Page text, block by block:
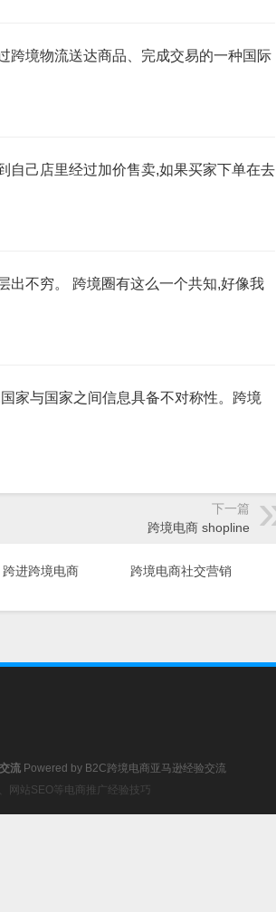
跨境物流送达商品、完成交易的一种国际
自己店里经过加价售卖,如果买家下单在去
出不穷。 跨境圈有这么一个共知,好像我
家与国家之间信息具备不对称性。跨境
下一篇
跨境电商 shopline
跨进跨境电商 跨境电商社交营销
流 Powered by B2C跨境电商亚马逊经验交流
网站SEO等电商推广经验技巧